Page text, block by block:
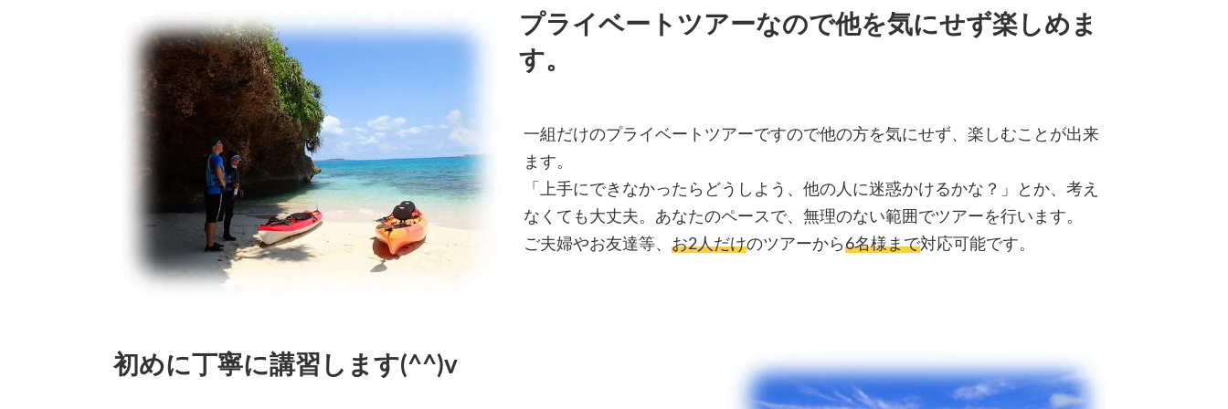
プライベートツアーなので他を気にせず楽しめま
す。
一組だけのプライベートツアーですので他の方を気にせず、楽しむことが出来
ます。
「上手にできなかったらどうしよう、他の人に迷惑かけるかな？」とか、考え
なくても大丈夫。あなたのペースで、無理のない範囲でツアーを行います。
ご夫婦やお友達等、 お2人だけのツアーから6名様まで対応可能です。
初めに丁寧に講習します(^^)v